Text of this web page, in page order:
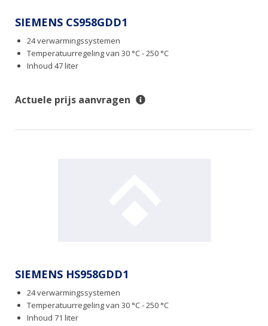
SIEMENS CS958GDD1
24 verwarmingssystemen
Temperatuurregeling van 30 °C - 250 °C
Inhoud 47 liter
Actuele prijs aanvragen
SIEMENS HS958GDD1
24 verwarmingssystemen
Temperatuurregeling van 30 °C - 250 °C
Inhoud 71 liter